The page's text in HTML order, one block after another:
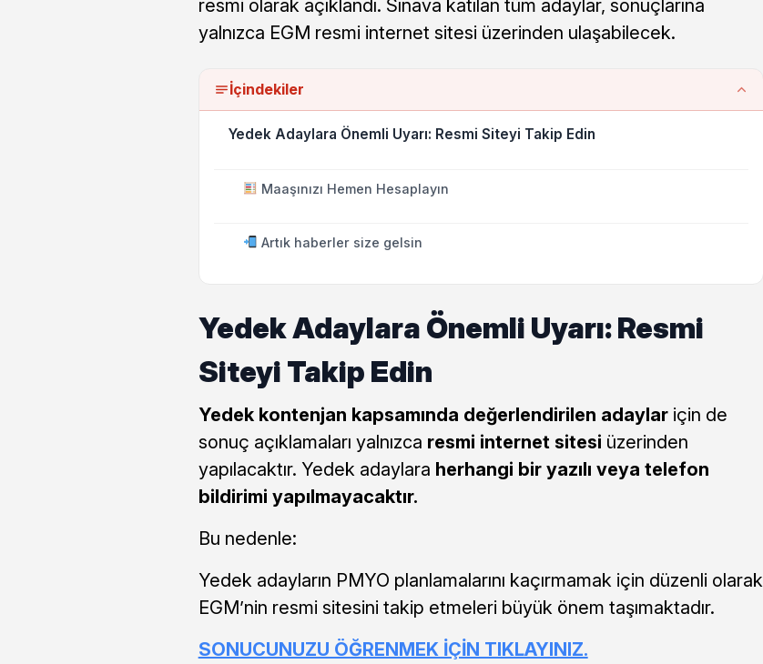
resmi olarak açıklandı. Sınava katılan tüm adaylar, sonuçlarına
yalnızca EGM resmi internet sitesi üzerinden ulaşabilecek.
İçindekiler
Yedek Adaylara Önemli Uyarı: Resmi Siteyi Takip Edin
Maaşınızı Hemen Hesaplayın
Artık haberler size gelsin
Yedek Adaylara Önemli Uyarı: Resmi
Siteyi Takip Edin
Yedek kontenjan kapsamında değerlendirilen adaylariçin de
sonuç açıklamaları yalnızca resmi internet sitesi üzerinden
yapılacaktır. Yedek adaylara herhangi bir yazılı veya telefon
bildirimi yapılmayacaktır.
Bu nedenle:
Yedek adayların PMYO planlamalarını kaçırmamak için düzenli olarak
EGM’nin resmi sitesini takip etmeleri büyük önem taşımaktadır.
SONUCUNUZU ÖĞRENMEK İÇİN TIKLAYINIZ.